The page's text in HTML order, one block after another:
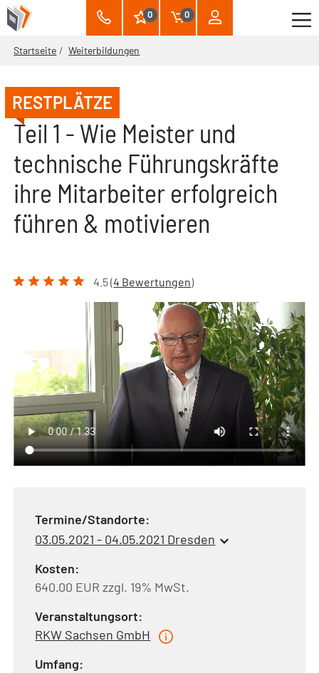
0 0
Startseite Weiterbildungen
RESTPLÄTZE
Teil 1 - Wie Meister und
technische Führungskräfte
ihre Mitarbeiter erfolgreich
führen & motivieren
4.5 (4 Bewertungen)
Termine/Standorte:
03.05.2021 - 04.05.2021 Dresden
Kosten:
640.00 EUR zzgl. 19% MwSt.
Veranstaltungsort:
RKW Sachsen GmbH
Umfang: